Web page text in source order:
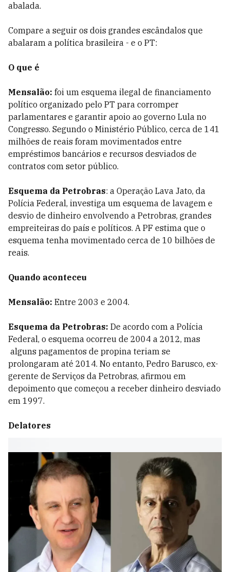
abalada.
Compare a seguir os dois grandes escândalos que
abalaram a política brasileira - e o PT:
O que é
Mensalão: foi um esquema ilegal de financiamento
político organizado pelo PT para corromper
parlamentares e garantir apoio ao governo Lula no
Congresso. Segundo o Ministério Público, cerca de 141
milhões de reais foram movimentados entre
empréstimos bancários e recursos desviados de
contratos com setor público.
Esquema da Petrobras: a Operação Lava Jato, da
Polícia Federal, investiga um esquema de lavagem e
desvio de dinheiro envolvendo a Petrobras, grandes
empreiteiras do país e políticos. A PF estima que o
esquema tenha movimentado cerca de 10 bilhões de
reais.
Quando aconteceu
Mensalão: Entre 2003 e 2004.
Esquema da Petrobras: De acordo com a Polícia
Federal, o esquema ocorreu de 2004 a 2012, mas
alguns pagamentos de propina teriam se
prolongaram até 2014. No entanto, Pedro Barusco, ex-
gerente de Serviços da Petrobras, afirmou em
depoimento que começou a receber dinheiro desviado
em 1997.
Delatores